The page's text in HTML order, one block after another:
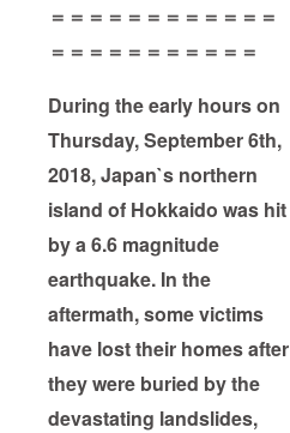
＝＝＝＝＝＝＝＝＝＝＝＝
＝＝＝＝＝＝＝＝＝＝＝
During the early hours on
Thursday, September 6th,
2018, Japan`s northern
island of Hokkaido was hit
by a 6.6 magnitude
earthquake. In the
aftermath, some victims
have lost their homes after
they were buried by the
devastating landslides,